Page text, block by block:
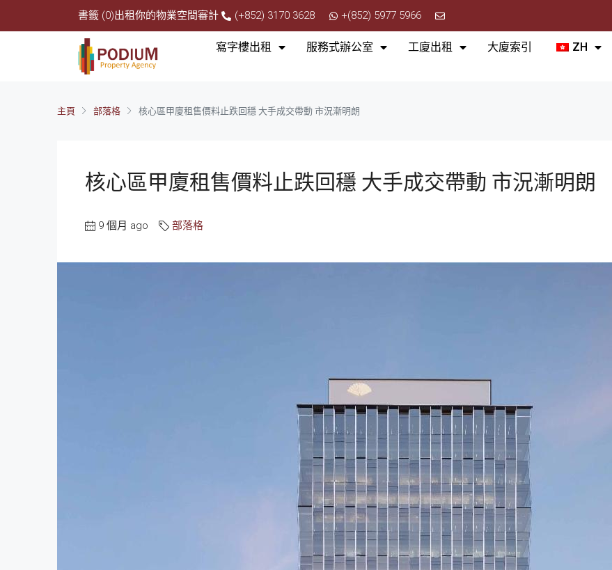
書籤 (0)出租你的物業空間審計 (+852) 3170 3628 +(852) 5977 5966
寫字樓出租 服務式辦公室 工廈出租 大廈索引 ZH
主頁 部落格 核心區甲廈租售價料止跌回穩 大手成交帶動 市況漸明朗
核心區甲廈租售價料止跌回穩 大手成交帶動 市況漸明朗
9 個月 ago 部落格